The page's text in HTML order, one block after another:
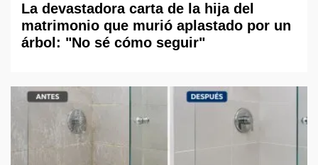
La devastadora carta de la hija del
matrimonio que murió aplastado por un
árbol: "No sé cómo seguir"